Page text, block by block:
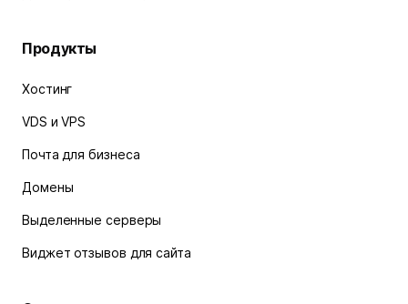
Продукты
Хостинг
VDS и VPS
Почта для бизнеса
Домены
Выделенные серверы
Виджет отзывов для сайта